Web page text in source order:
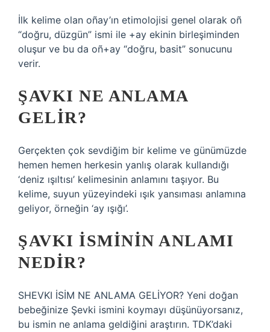
İlk kelime olan oñay’ın etimolojisi genel olarak oñ
“doğru, düzgün” ismi ile +ay ekinin birleşiminden
oluşur ve bu da oñ+ay “doğru, basit” sonucunu
verir.
ŞAVKI NE ANLAMA
GELIR?
Gerçekten çok sevdiğim bir kelime ve günümüzde
hemen hemen herkesin yanlış olarak kullandığı
‘deniz ışıltısı’ kelimesinin anlamını taşıyor. Bu
kelime, suyun yüzeyindeki ışık yansıması anlamına
geliyor, örneğin ‘ay ışığı’.
ŞAVKI ISMININ ANLAMI
NEDIR?
SHEVKI İSİM NE ANLAMA GELİYOR? Yeni doğan
bebeğinize Şevki ismini koymayı düşünüyorsanız,
bu ismin ne anlama geldiğini araştırın. TDK’daki